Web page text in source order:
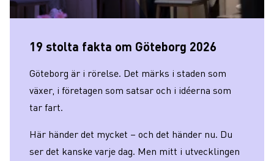
19 stolta fakta om Göteborg 2026
Göteborg är i rörelse. Det märks i staden som
växer, i företagen som satsar och i idéerna som
tar fart.
Här händer det mycket – och det händer nu. Du
ser det kanske varje dag. Men mitt i utvecklingen